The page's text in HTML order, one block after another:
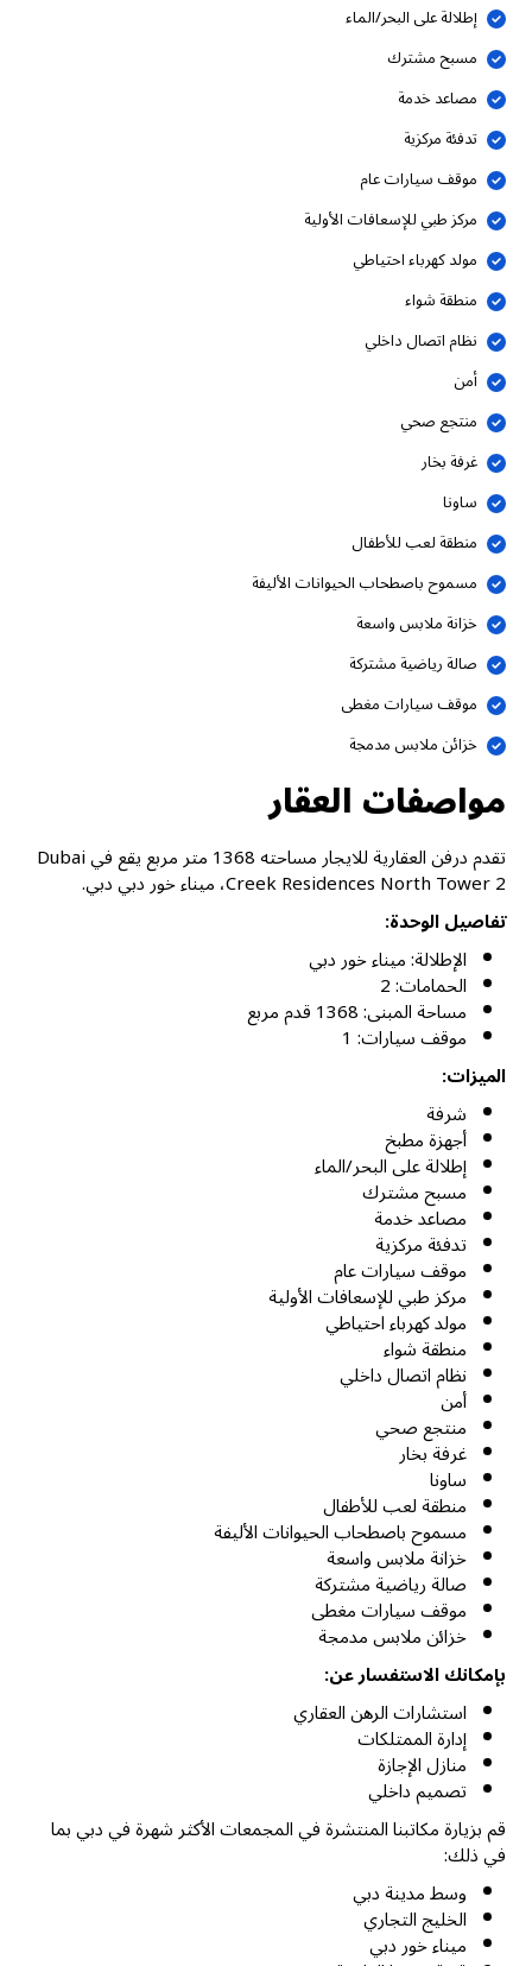
إطلالة على البحر/الماء
مسبح مشترك
مصاعد خدمة
تدفئة مركزية
موقف سيارات عام
مركز طبي للإسعافات الأولية
مولد كهرباء احتياطي
منطقة شواء
نظام اتصال داخلي
أمن
منتجع صحي
غرفة بخار
ساونا
منطقة لعب للأطفال
مسموح باصطحاب الحيوانات الأليفة
خزانة ملابس واسعة
صالة رياضية مشتركة
موقف سيارات مغطى
خزائن ملابس مدمجة
مواصفات العقار
تقدم درفن العقارية للايجار مساحته 1368 متر مربع يقع في Dubai
Creek Residences North Tower 2، ميناء خور دبي دبي.
تفاصيل الوحدة:
الإطلالة: ميناء خور دبي
الحمامات: 2
مساحة المبنى: 1368 قدم مربع
موقف سيارات: 1
الميزات:
شرفة
أجهزة مطبخ
إطلالة على البحر/الماء
مسبح مشترك
مصاعد خدمة
تدفئة مركزية
موقف سيارات عام
مركز طبي للإسعافات الأولية
مولد كهرباء احتياطي
منطقة شواء
نظام اتصال داخلي
أمن
منتجع صحي
غرفة بخار
ساونا
منطقة لعب للأطفال
مسموح باصطحاب الحيوانات الأليفة
خزانة ملابس واسعة
صالة رياضية مشتركة
موقف سيارات مغطى
خزائن ملابس مدمجة
بإمكانك الاستفسار عن:
استشارات الرهن العقاري
إدارة الممتلكات
منازل الإجازة
تصميم داخلي
قم بزيارة مكاتبنا المنتشرة في المجمعات الأكثر شهرة في دبي بما
في ذلك:
وسط مدينة دبي
الخليج التجاري
ميناء خور دبي